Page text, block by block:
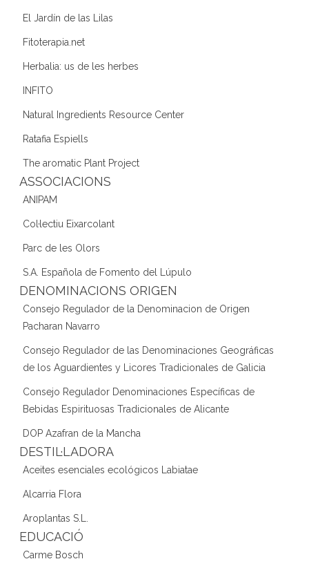
El Jardín de las Lilas
Fitoterapia.net
Herbalia: us de les herbes
INFITO
Natural Ingredients Resource Center
Ratafia Espiells
The aromatic Plant Project
ASSOCIACIONS
ANIPAM
Col·lectiu Eixarcolant
Parc de les Olors
S.A. Española de Fomento del Lúpulo
DENOMINACIONS ORIGEN
Consejo Regulador de la Denominacion de Origen
Pacharan Navarro
Consejo Regulador de las Denominaciones Geográficas
de los Aguardientes y Licores Tradicionales de Galicia
Consejo Regulador Denominaciones Específicas de
Bebidas Espirituosas Tradicionales de Alicante
DOP Azafran de la Mancha
DESTIL·LADORA
Aceites esenciales ecológicos Labiatae
Alcarria Flora
Aroplantas S.L.
EDUCACIÓ
Carme Bosch